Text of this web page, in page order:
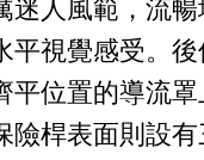
迷人風範，流
平視覺感受。
平位置的導流
險桿表面則設